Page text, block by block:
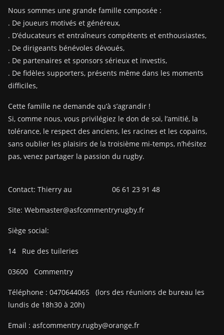
Nous sommes une grande famille composée :
. De joueurs motivés et généreux,
. D’éducateurs et entraîneurs compétents et enthousiastes,
. De dirigeants bénévoles dévoués,
. De partenaires et sponsors sérieux et investis,
. De fidèles supporters, présents même dans les moments
difficiles,
Cette famille ne demande qu’à s’agrandir !
Si, comme nous, vous privilégiez le don de soi, l’amitié, la
tolérance, le respect des anciens, les racines et les copains,
sans oublier les plaisirs de la troisième mi-temps, n’hésitez
pas, venez partager la passion du rugby.
Contact: Thierry au 06 61 23 91 48
Site: Webmaster@asfcommentryrugby.fr
Siège social:
14 Rue des tuileries
03600 Commentry
Téléphone : 0470644065
(lors des réunions de bureau les
lundis de 18h30 à 20h)
Email : asfcommentry.rugby@orange.fr